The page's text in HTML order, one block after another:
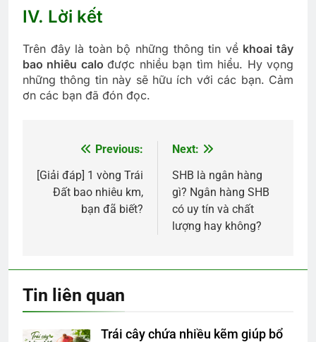
IV. Lời kết
Trên đây là toàn bộ những thông tin về khoai tây
bao nhiêu calođược nhiều bạn tìm hiểu. Hy vọng
những thông tin này sẽ hữu ích với các bạn. Cảm
ơn các bạn đã đón đọc.
hướng
Previous:
[Giải đáp] 1 vòng Trái
Đất bao nhiêu km,
bạn đã biết?
Next:
SHB là ngân hàng
gì? Ngân hàng SHB
có uy tín và chất
lượng hay không?
Tin liên quan
Trái cây chứa nhiều kẽm giúp bổ